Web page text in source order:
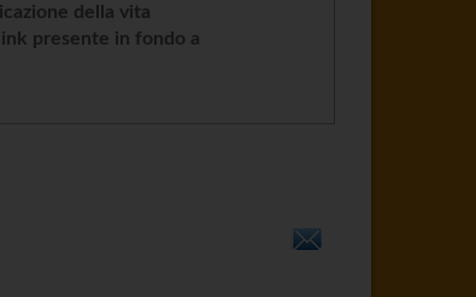
della vita
presente in fondo a